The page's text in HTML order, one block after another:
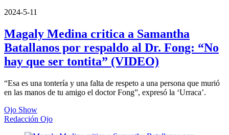
2024-5-11
Magaly Medina critica a Samantha
Batallanos por respaldo al Dr. Fong: “No
hay que ser tontita” (VIDEO)
“Esa es una tontería y una falta de respeto a una persona que murió
en las manos de tu amigo el doctor Fong”, expresó la ‘Urraca’.
Ojo Show
Redacción Ojo